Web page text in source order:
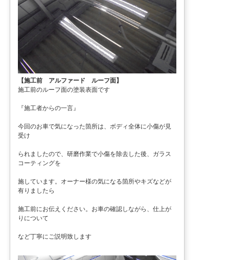
【施工前 アルファード ルーフ面】
施工前のルーフ面の塗装表面です
『施工者からの一言』
今回のお車で気になった箇所は、ボディ全体に小傷が見
受け
られましたので、研磨作業で小傷を除去した後、ガラス
コーティングを
施しています。オーナー様の気になる箇所やキズなどが
有りましたら
施工前にお伝えください。お車の確認しながら、仕上が
りについて
など丁寧にご説明致します